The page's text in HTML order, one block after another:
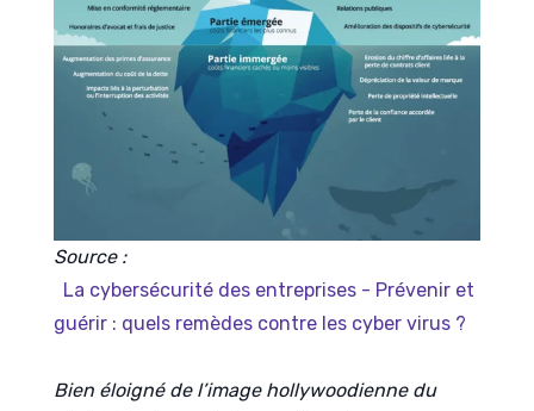
Source :
La cybersécurité des entreprises - Prévenir et
guérir : quels remèdes contre les cyber virus ?
Bien éloigné de l’image hollywoodienne du